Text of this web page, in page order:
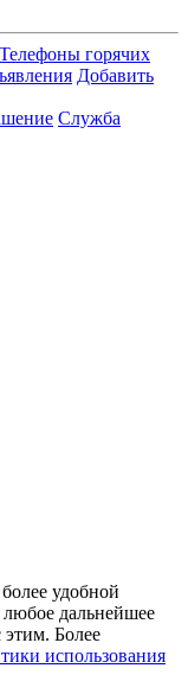
Телефоны горячих
Добавить
Служба
удобной
дальнейшее
этим. Более
использования